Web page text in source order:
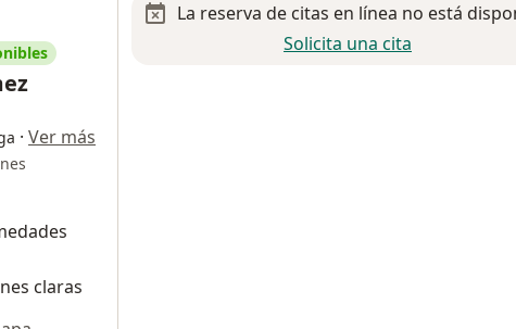
· Ver más
claras
La reserva de citas en línea no está
Solicita una cita